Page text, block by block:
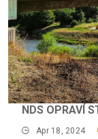
NDS OPRAVÍ
Apr 18, 2024